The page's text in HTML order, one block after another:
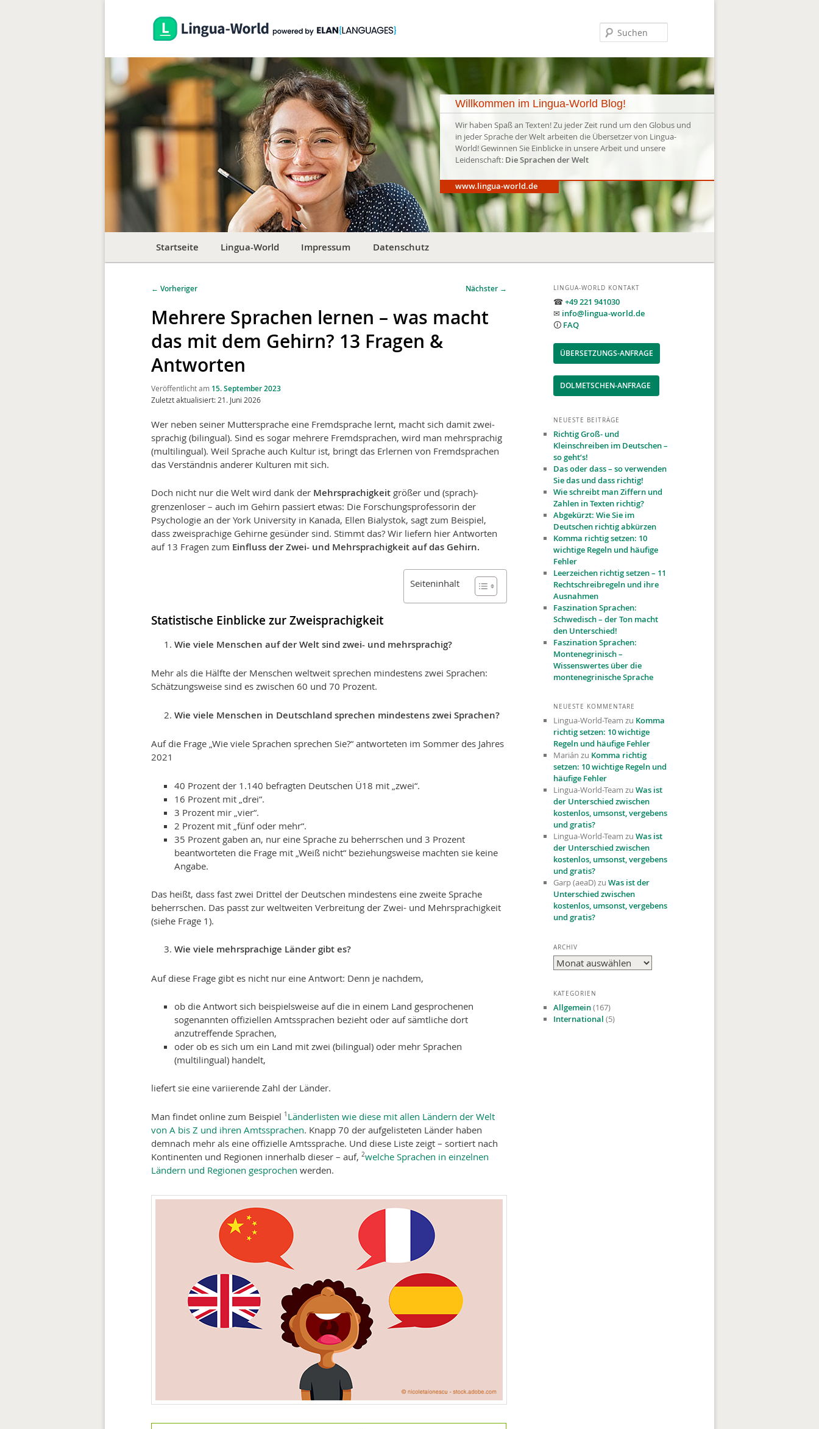
Willkommen im Lingua-World Blog!
Wir haben Spaß an Texten! Zu jeder Zeit rund um den Globus und
in jeder Sprache der Welt arbeiten die Übersetzer von Lingua-
World! Gewinnen Sie Einblicke in unsere Arbeit und unsere
Leidenschaft: Die Sprachen der Welt
www.lingua-world.de
Zum
springen
Zum
springen
Startseite Lingua-World Impressum Datenschutz
Beitragsnavigation
← Vorheriger Nächster →
Mehrere Sprachen lernen – was macht
das mit dem Gehirn? 13 Fragen &
Antworten
Veröffentlicht am 15. September 2023
Zuletzt aktualisiert: 21. Juni 2026
Wer neben seiner Muttersprache eine Fremdsprache lernt, macht sich damit zwei­
sprachig (bilingual). Sind es sogar mehrere Fremdsprachen, wird man mehr­sprachig
(multilingual). Weil Sprache auch Kultur ist, bringt das Erlernen von Fremdsprachen
das Verständnis anderer Kulturen mit sich.
Doch nicht nur die Welt wird dank der Mehrsprachigkeit größer und (sprach)­
grenzen­loser – auch im Gehirn passiert et­was: Die Forschungsprofessorin der
Psychologie an der York University in Kanada, Ellen Bialystok, sagt zum Beispiel,
dass zweisprachige Gehirne gesünder sind. Stimmt das? Wir liefern hier Antworten
auf 13 Fragen zum Einfluss der Zwei- und Mehrsprachigkeit auf das Gehirn.
Seiteninhalt
Statistische Einblicke zur Zweisprachigkeit
Wie viele Menschen auf der Welt sind zwei- und mehrsprachig?
Mehr als die Hälfte der Menschen weltweit sprechen mindestens zwei Sprachen:
Schätzungsweise sind es zwischen 60 und 70 Prozent.
Wie viele Menschen in Deutschland sprechen mindestens zwei Sprachen?
Auf die Frage „Wie viele Sprachen sprechen Sie?“ antworteten im Sommer des Jahres
2021
40 Prozent der 1.140 befragten Deutschen Ü18 mit „zwei“.
16 Prozent mit „drei“.
3 Prozent mir „vier“.
2 Prozent mit „fünf oder mehr“.
35 Prozent gaben an, nur eine Sprache zu beherrschen und 3 Prozent
beantworteten die Frage mit „Weiß nicht“ beziehungsweise machten sie keine
Angabe.
Das heißt, dass fast zwei Drittel der Deutschen mindestens eine zweite Sprache
beherrschen. Das passt zur weltweiten Verbreitung der Zwei- und Mehrsprachigkeit
(siehe Frage 1).
Wie viele mehrsprachige Länder gibt es?
Auf diese Frage gibt es nicht nur eine Antwort: Denn je nachdem,
ob die Antwort sich beispielsweise auf die in einem Land gesprochenen
sogenannten offiziellen Amtssprachen bezieht oder auf sämtliche dort
anzutreffende Sprachen,
oder ob es sich um ein Land mit zwei (bilingual) oder mehr Sprachen
(multilingual) handelt,
liefert sie eine variierende Zahl der Länder.
Man findet online zum Beispiel 1 Länderlisten wie diese mit allen Ländern der Welt
von A bis Z und ihren Amtssprachen. Knapp 70 der aufgelisteten Länder haben
demnach mehr als eine offizielle Amtssprache. Und diese Liste zeigt – sortiert nach
Kontinenten und Regionen innerhalb dieser – auf, 2welche Sprachen in einzelnen
Ländern und Regionen gesprochen werden.
LINGUA-WORLD KONTAKT
☎+49 221 941030
✉ info@lingua-world.de
🛈 FAQ
ÜBERSETZUNGS-ANFRAGE
DOLMETSCHEN-ANFRAGE
NEUESTE BEITRÄGE
Richtig Groß- und
Kleinschreiben im Deutschen –
so geht‘s!
Das oder dass – so verwenden
Sie das und dass richtig!
Wie schreibt man Ziffern und
Zahlen in Texten richtig?
Abgekürzt: Wie Sie im
Deutschen richtig abkürzen
Komma richtig setzen: 10
wichtige Regeln und häufige
Fehler
Leerzeichen richtig setzen – 11
Recht­schreibregeln und ihre
Ausnahmen
Faszination Sprachen:
Schwedisch – der Ton macht
den Unterschied!
Faszination Sprachen:
Montenegrinisch –
Wissenswertes über die
montenegrinische Sprache
NEUESTE KOMMENTARE
Lingua-World-Team zu Komma
richtig setzen: 10 wichtige
Regeln und häufige Fehler
Marián zu Komma richtig
setzen: 10 wichtige Regeln und
häufige Fehler
Lingua-World-Team zu Was ist
der Unterschied zwischen
kostenlos, umsonst, vergebens
und gratis?
Lingua-World-Team zu Was ist
der Unterschied zwischen
kostenlos, umsonst, vergebens
und gratis?
Garp (aeaD)zu Was ist der
Unterschied zwischen
kostenlos, umsonst, vergebens
und gratis?
ARCHIV
Archiv
KATEGORIEN
Allgemein(167)
International (5)